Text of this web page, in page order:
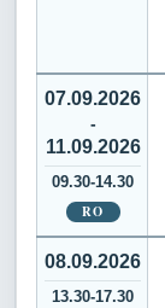
07.09.2026
-
11.09.2026
09.30-14.30
RO
08.09.2026
13.30-17.30